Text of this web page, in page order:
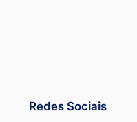
Redes Sociais